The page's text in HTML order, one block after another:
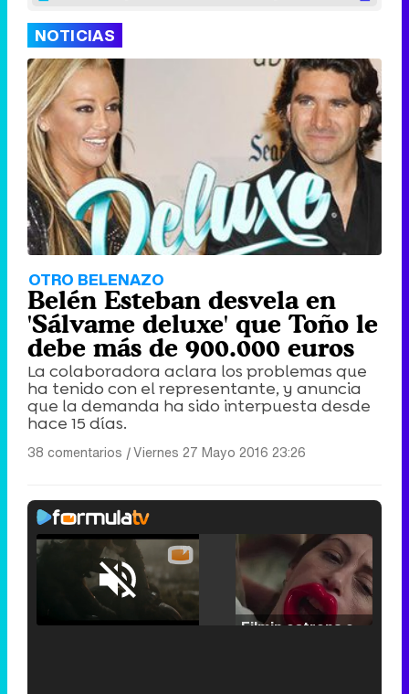
NOTICIAS
OTRO BELENAZO
Belén Esteban desvela en
'Sálvame deluxe' que Toño le
debe más de 900.000 euros
La colaboradora aclara los problemas que
ha tenido con el representante, y anuncia
que la demanda ha sido interpuesta desde
hace 15 días.
38 comentarios |Viernes 27 Mayo 2016 23:26
Unmute /
Loaded :